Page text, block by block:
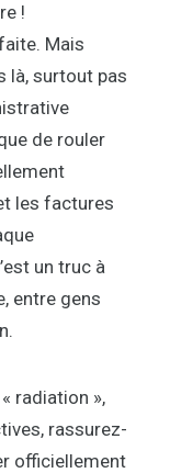
!
Mais
là, surtout pas
de rouler
les factures
un truc à
entre gens
radiation »,
rassurez-
officiellement